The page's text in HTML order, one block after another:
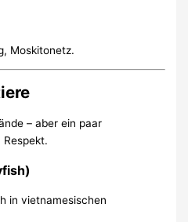
Moskitonetz.
– aber ein paar
in vietnamesischen